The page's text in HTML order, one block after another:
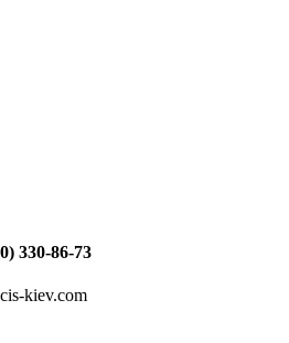
330-86-73
kiev.com